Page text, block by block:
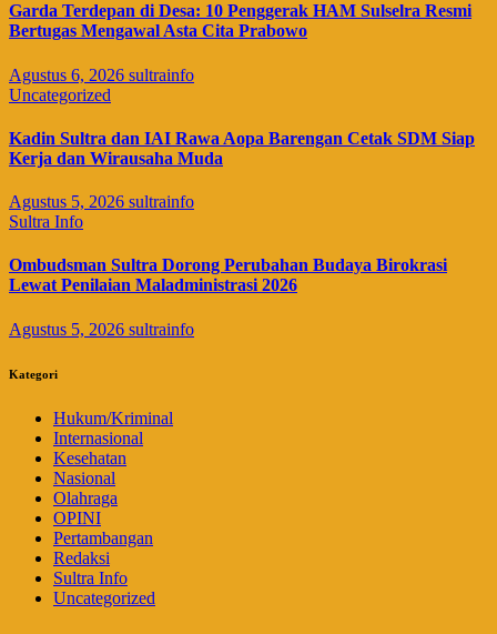
Garda Terdepan di Desa: 10 Penggerak HAM Sulselra Resmi
Bertugas Mengawal Asta Cita Prabowo
Agustus 6, 2026 sultrainfo
Uncategorized
Kadin Sultra dan IAI Rawa Aopa Barengan Cetak SDM Siap
Kerja dan Wirausaha Muda
Agustus 5, 2026 sultrainfo
Sultra Info
Ombudsman Sultra Dorong Perubahan Budaya Birokrasi
Lewat Penilaian Maladministrasi 2026
Agustus 5, 2026 sultrainfo
Kategori
Hukum/Kriminal
Internasional
Kesehatan
Nasional
Olahraga
OPINI
Pertambangan
Redaksi
Sultra Info
Uncategorized